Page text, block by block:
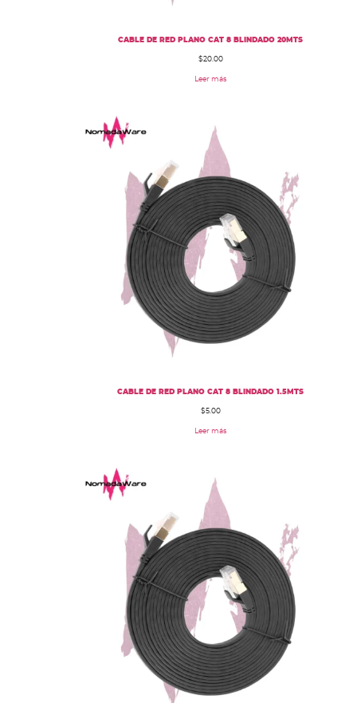
CABLE DE RED PLANO CAT 8 BLINDADO 20MTS
$20.00
Leer más
CABLE DE RED PLANO CAT 8 BLINDADO 1.5MTS
$5.00
Leer más